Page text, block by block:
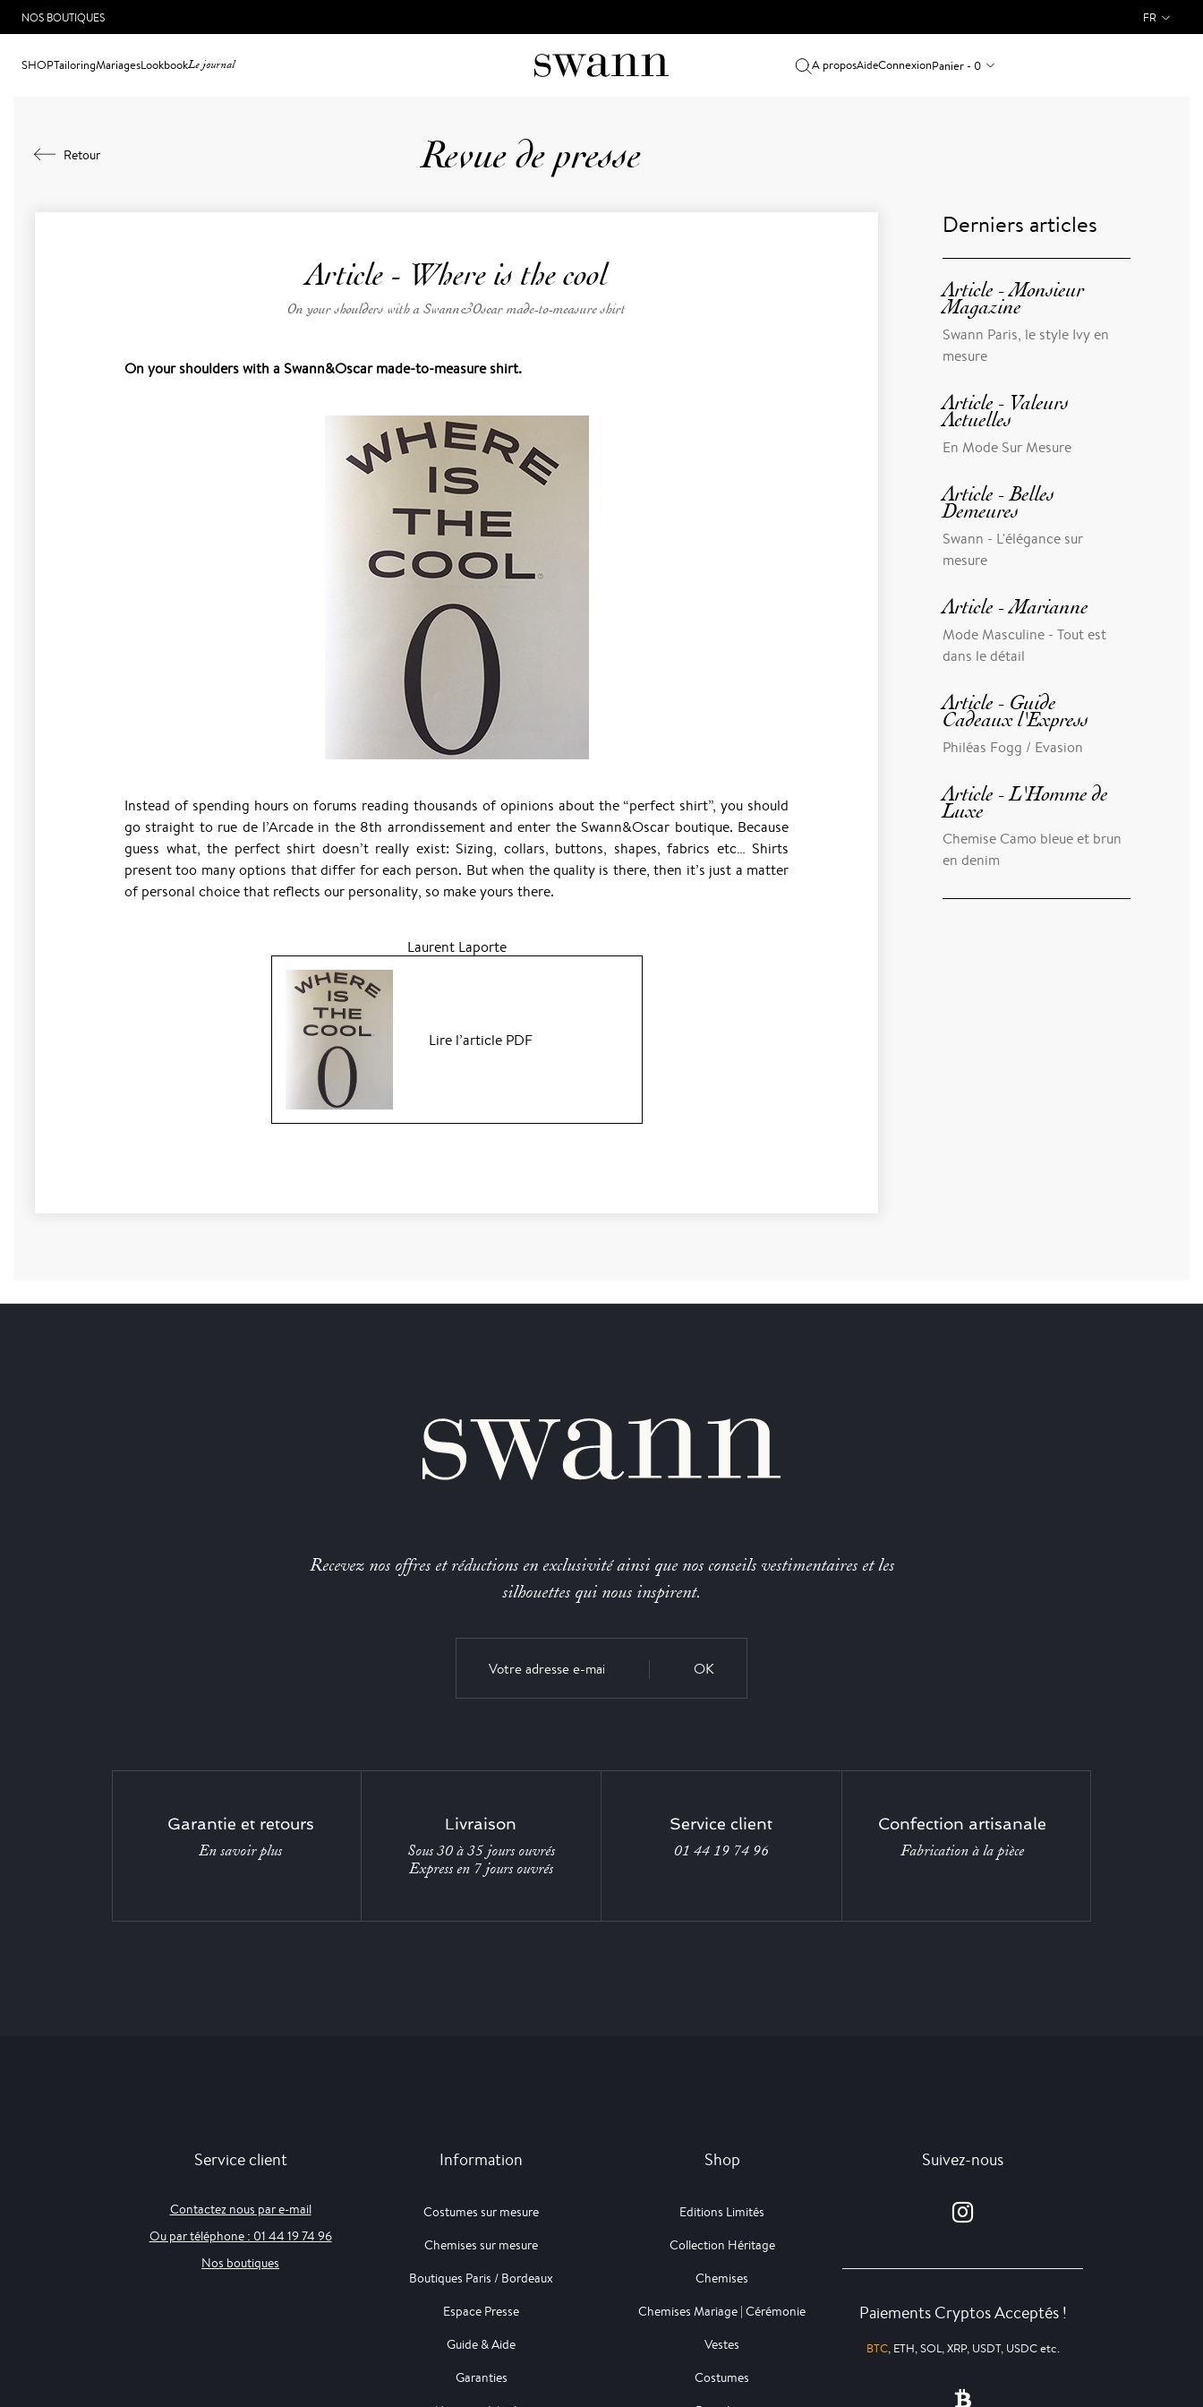
NOS BOUTIQUES FR
SHOPTailoringMariagesLookbookLe journal A proposAideConnexionPanier - 0
Retour Revue de presse
Derniers articles
Article - Monsieur
Magazine
Swann Paris, le style Ivy en
mesure
Article - Valeurs
Actuelles
En Mode Sur Mesure
Article - Belles
Demeures
Swann - L'élégance sur
mesure
Article - Marianne
Mode Masculine - Tout est
dans le détail
Article - Guide
Cadeaux l'Express
Philéas Fogg / Evasion
Article - L'Homme de
Luxe
Chemise Camo bleue et brun
en denim
Article - Where is the cool
On your shoulders with a Swann&Oscar made-to-measure shirt
On your shoulders with a Swann&Oscar made-to-measure shirt.
Instead of spending hours on forums reading thousands of opinions about the “perfect shirt”, you should
go straight to rue de l’Arcade in the 8th arrondissement and enter the Swann&Oscar boutique. Because
guess what, the perfect shirt doesn’t really exist: Sizing, collars, buttons, shapes, fabrics etc… Shirts
present too many options that differ for each person. But when the quality is there, then it’s just a matter
of personal choice that reflects our personality, so make yours there.
Laurent Laporte
Lire l’article PDF
Recevez nos offres et réductions en exclusivité ainsi que nos conseils vestimentaires et les
silhouettes qui nous inspirent.
OK
Garantie et retours
En savoir plus
Livraison
Sous 30 à 35 jours ouvrés
Express en 7 jours ouvrés
Service client
01 44 19 74 96
Confection artisanale
Fabrication à la pièce
Service client
Contactez nous par e-mail
Ou par téléphone : 01 44 19 74 96
Nos boutiques
Information
Costumes sur mesure
Chemises sur mesure
Boutiques Paris / Bordeaux
Espace Presse
Guide & Aide
Garanties
Shop
Editions Limités
Collection Héritage
Chemises
Chemises Mariage | Cérémonie
Vestes
Costumes
Suivez-nous
Paiements Cryptos Acceptés !
BTC, ETH, SOL, XRP, USDT, USDC etc.